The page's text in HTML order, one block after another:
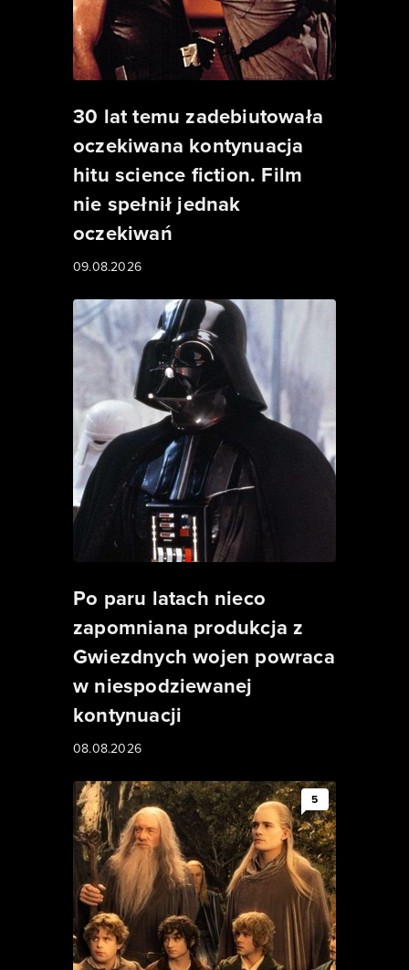
30 lat temu zadebiutowała
oczekiwana kontynuacja
hitu science fiction. Film
nie spełnił jednak
oczekiwań
09.08.2026
Po paru latach nieco
zapomniana produkcja z
Gwiezdnych wojen powraca
w niespodziewanej
kontynuacji
08.08.2026
5